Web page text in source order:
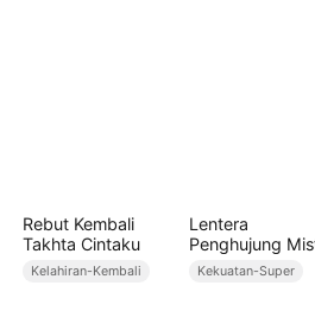
Rebut Kembali
Takhta Cintaku
Kelahiran-Kembali
Lentera
Penghujung
Kekuatan-Super